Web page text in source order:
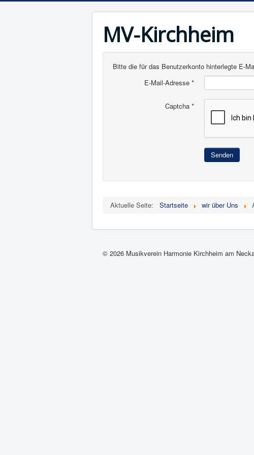
MV-Kirchheim
Bitte die für das Benutzerkonto hinterlegte E-
E-Mail-Adresse *
Captcha *
Senden
Aktuelle Seite: Startseite wir über Uns
© 2026 Musikverein Harmonie Kirchheim am